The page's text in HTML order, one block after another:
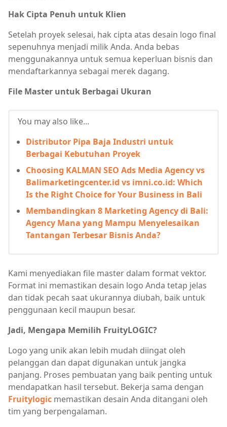
Hak Cipta Penuh untuk Klien
Setelah proyek selesai, hak cipta atas desain logo final
sepenuhnya menjadi milik Anda. Anda bebas
menggunakannya untuk semua keperluan bisnis dan
mendaftarkannya sebagai merek dagang.
File Master untuk Berbagai Ukuran
You may also like...
Distributor Pipa Baja Industri untuk
Berbagai Kebutuhan Proyek
Choosing KALMAN SEO Ads Media Agency vs
Balimarketingcenter.id vs imni.co.id: Which
Is the Right Choice for Your Business in Bali
Membandingkan 8 Marketing Agency di Bali:
Agency Mana yang Mampu Menyelesaikan
Tantangan Terbesar Bisnis Anda?
Kami menyediakan file master dalam format vektor.
Format ini memastikan desain logo Anda tetap jelas
dan tidak pecah saat ukurannya diubah, baik untuk
penggunaan kecil maupun besar.
Jadi, Mengapa Memilih FruityLOGIC?
Logo yang unik akan lebih mudah diingat oleh
pelanggan dan dapat digunakan untuk jangka
panjang. Proses pembuatan yang baik penting untuk
mendapatkan hasil tersebut. Bekerja sama dengan
Fruitylogic memastikan desain Anda ditangani oleh
tim yang berpengalaman.